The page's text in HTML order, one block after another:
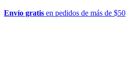
Envío gratis en pedidos de más de $50